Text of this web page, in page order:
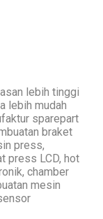
lebih tinggi
lebih mudah
sparepart
braket
press,
press LCD, hot
chamber
mesin